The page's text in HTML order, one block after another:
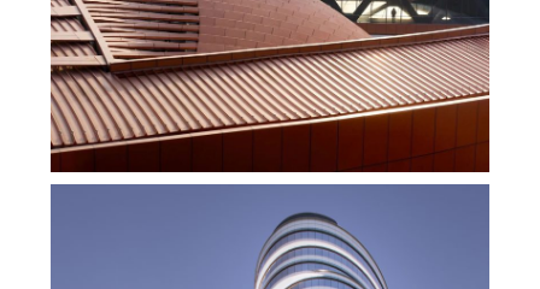
扎哈事务所新作，从”龙鳞”到”折纸屋顶”
未分类